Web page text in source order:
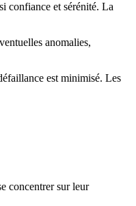
confiance et sérénité. La
anomalies,
est minimisé. Les
concentrer sur leur